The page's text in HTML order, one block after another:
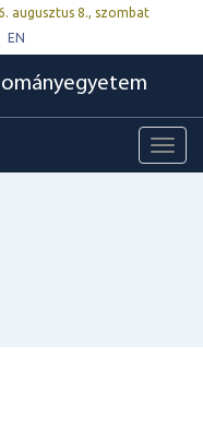
augusztus 8., szombat
EN